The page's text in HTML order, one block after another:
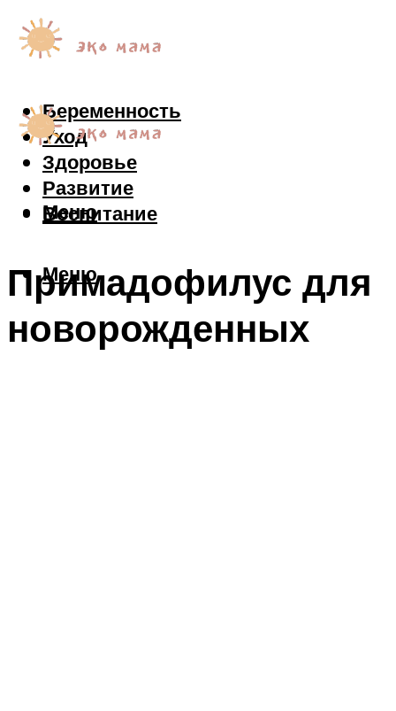
Беременность
Уход
Здоровье
Развитие
Воспитание
Меню
Меню
Примадофилус для
новорожденных